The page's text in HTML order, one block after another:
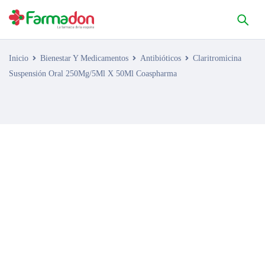
Inicio Bienestar Y Medicamentos Antibióticos
Claritromicina
Suspensión Oral 250Mg/5Ml X 50Ml Coaspharma